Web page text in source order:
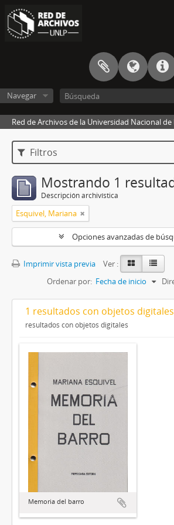
Navegar
Red de Archivos de la Universidad Nacional de
Filtros
Mostrando 1
Descripción archivística
Esquivel, Mariana
Opciones avanzadas de
Imprimir vista previa
Ver :
Ordenar por: Fecha de inicio
1 resultados con objetos digitales
resultados con objetos digitales
Memoria del barro